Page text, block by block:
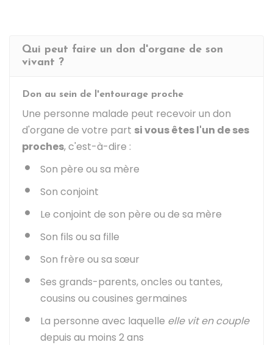
Qui peut faire un don d'organe de son
vivant ?
Don au sein de l'entourage proche
Une personne malade peut recevoir un don
d'organe de votre part si vous êtes l'un de ses
proches, c'est-à-dire :
Son père ou sa mère
Son conjoint
Le conjoint de son père ou de sa mère
Son fils ou sa fille
Son frère ou sa sœur
Ses grands-parents, oncles ou tantes,
cousins ou cousines germaines
La personne avec laquelle elle vit en couple
depuis au moins 2 ans